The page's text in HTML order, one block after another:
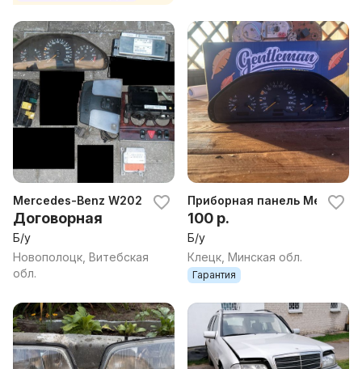
Mercedes-Benz W202 C180 остатки электрики
Договорная
Б/у
Новополоцк, Витебская
обл.
Приборная панель
100 р.
Б/у
Клецк, Минская обл.
Гарантия